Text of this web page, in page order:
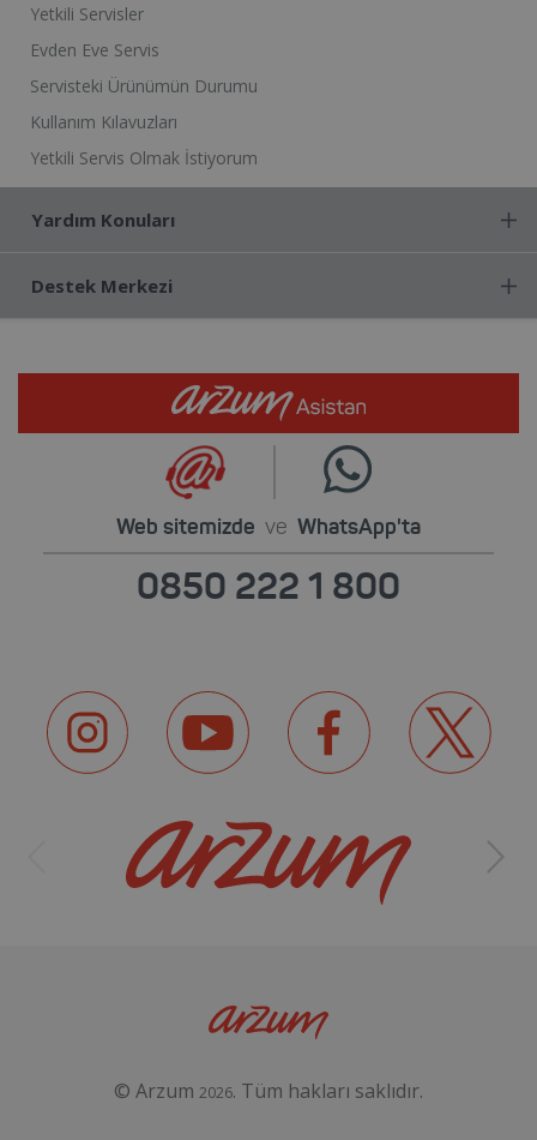
Yetkili Servisler
Evden Eve Servis
Servisteki Ürünümün Durumu
Kullanım Kılavuzları
Yetkili Servis Olmak İstiyorum
Yardım Konuları
Destek Merkezi
Web sitemizde ve WhatsApp'ta
0850 222 1 800
© Arzum 2026. Tüm hakları saklıdır.